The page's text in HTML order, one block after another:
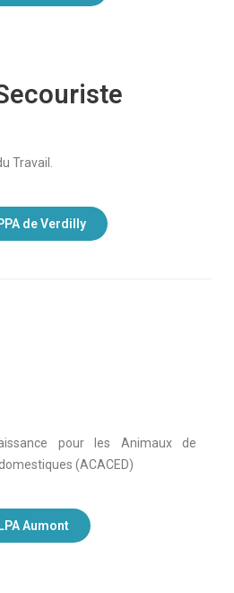
Travail.
de Verdilly
pour les Animaux de
(ACACED)
LPA Aumont